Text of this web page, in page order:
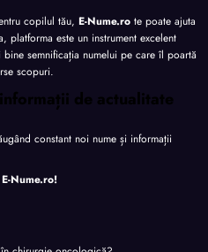
copilul tău, E-Nume.ro te poate ajuta
platforma este un instrument excelent
semnificația numelui pe care îl poartă
scopuri.
de actualitate
constant noi nume și informații
E-Nume.ro!